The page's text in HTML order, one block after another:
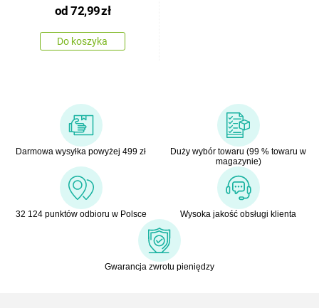
od 72,99zł
Do koszyka
Darmowa wysyłka powyżej 499 zł
Duży wybór towaru (99 % towaru w
magazynie)
32 124 punktów odbioru w Polsce Wysoka jakość obsługi klienta
Gwarancja zwrotu pieniędzy